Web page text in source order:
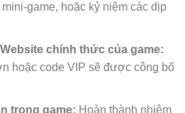
game, hoặc kỷ niệm các dịp
chính thức của game:
hoặc code VIP sẽ được công bố
trong game: Hoàn thành nhiệm